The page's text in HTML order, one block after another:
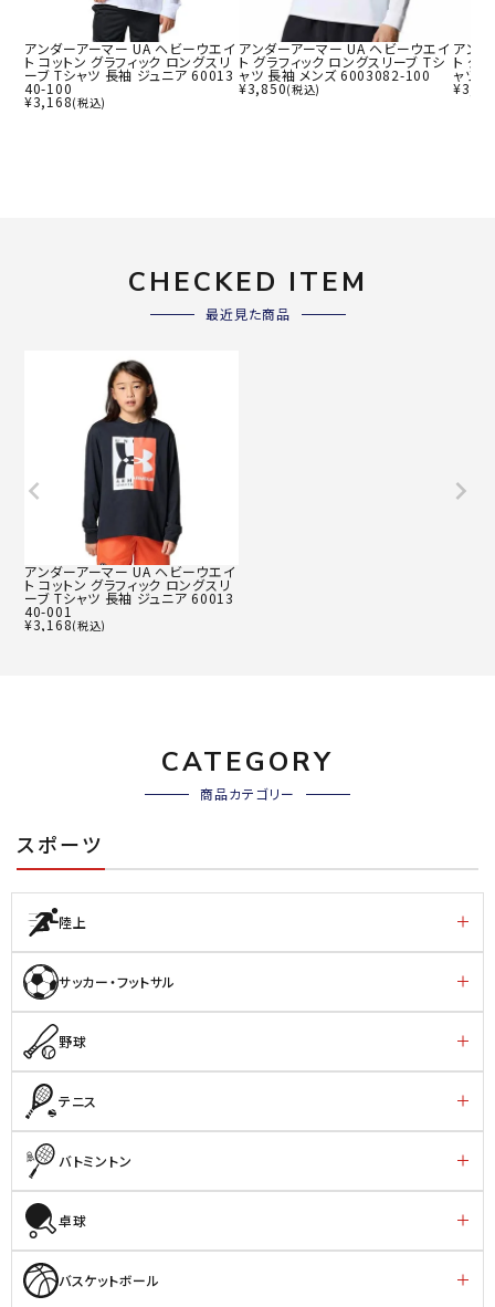
アンダーアーマー UA ヘビーウエイ
ト コットン グラフィック ロングスリ
ーブ Tシャツ 長袖 ジュニア 60013
40-100
¥3,168(税込)
アンダーアーマー UA ヘビーウエイ
ト グラフィック ロングスリーブ Tシ
ャツ 長袖 メンズ 6003082-100
¥3,850(税込)
アン
ト グ
ャツ
¥
CHECKED ITEM
最近見た商品
アンダーアーマー UA ヘビーウエイ
ト コットン グラフィック ロングスリ
ーブ Tシャツ 長袖 ジュニア 60013
40-001
¥3,168(税込)
CATEGORY
商品カテゴリー
スポーツ
陸上
サッカー・フットサル
野球
テニス
バトミントン
卓球
バスケットボール